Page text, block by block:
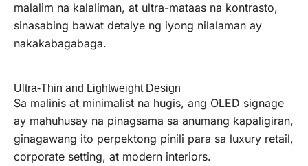
malalim na kalaliman, at ultra-mataas na kontrasto,
sinasabing bawat detalye ng iyong nilalaman ay
nakakabagabaga.
Ultra-Thin and Lightweight Design
Sa malinis at minimalist na hugis, ang OLED signage
ay mahuhusay na pinagsama sa anumang kapaligiran,
ginagawang ito perpektong pinili para sa luxury retail,
corporate setting, at modern interiors.